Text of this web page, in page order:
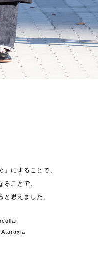
」にすることで、
ることで、
と思えました。